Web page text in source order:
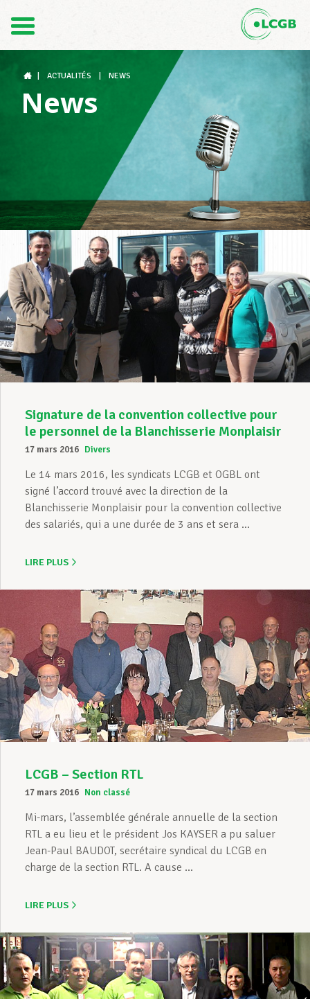
DE
Structures syndicales
Assistance au Travail
Vos droits
Assistance en vie privée
Devenir Membre
Actualités
ACTUALITÉS NEWS
News
Signature de la convention collective pour
le personnel de la Blanchisserie Monplaisir
17 mars 2016 Divers
Le 14 mars 2016, les syndicats LCGB et OGBL ont
signé l’accord trouvé avec la direction de la
Blanchisserie Monplaisir pour la convention collective
des salariés, qui a une durée de 3 ans et sera ...
LIRE PLUS
LCGB – Section RTL
17 mars 2016 Non classé
Mi-mars, l’assemblée générale annuelle de la section
RTL a eu lieu et le président Jos KAYSER a pu saluer
Jean-Paul BAUDOT, secrétaire syndical du LCGB en
charge de la section RTL. A cause ...
LIRE PLUS